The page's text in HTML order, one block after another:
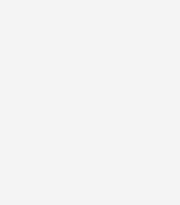
für eine jahreszeitliche
oder einen anderen